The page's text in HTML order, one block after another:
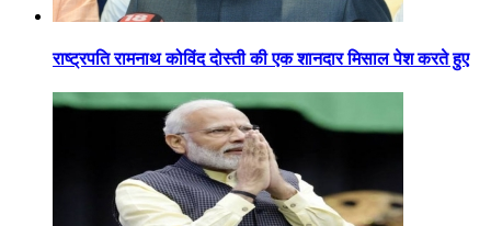
राष्ट्रपति रामनाथ कोविंद दोस्ती की एक शानदार मिसाल पेश करते हुए